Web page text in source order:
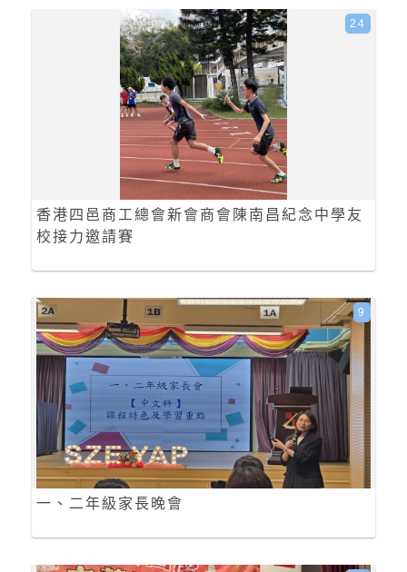
香港四邑商工總會新會商會陳南昌紀念中學友
校接力邀請賽
24
一、二年級家長晚會
9